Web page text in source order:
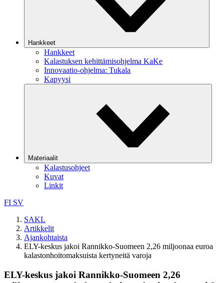
Hankkeet
Hankkeet
Kalastuksen kehittämisohjelma KaKe
Innovaatio-ohjelma: Tukala
Kapyysi
Materiaalit
Kalastusohjeet
Kuvat
Linkit
FI SV
SAKL
Artikkelit
Ajankohtaista
ELY-keskus jakoi Rannikko-Suomeen 2,26 miljoonaa euroa
kalastonhoitomaksuista kertyneitä varoja
ELY-keskus jakoi Rannikko-Suomeen 2,26